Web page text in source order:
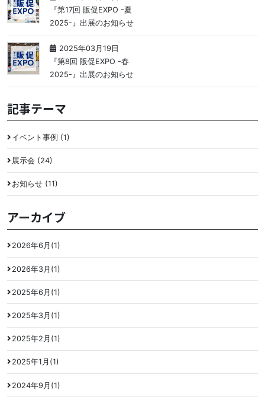
『第17回 販促EXPO -夏
2025-』出展のお知らせ
2025年03月19日
『第8回 販促EXPO -春
2025-』出展のお知らせ
記事テーマ
イベント事例 (1)
展示会 (24)
お知らせ (11)
アーカイブ
2026年6月(1)
2026年3月(1)
2025年6月(1)
2025年3月(1)
2025年2月(1)
2025年1月(1)
2024年9月(1)